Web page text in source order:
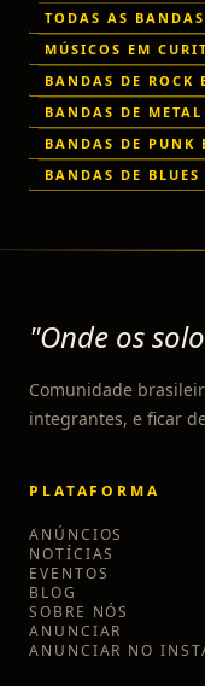
TODAS AS
MÚSICOS EM
BANDAS DE ROCK
BANDAS DE
BANDAS DE PUNK
BANDAS DE
"Onde os
Comunidade
integrantes, e ficar
PLATAFORMA
ANÚNCIOS
NOTÍCIAS
EVENTOS
BLOG
SOBRE NÓS
ANUNCIAR
ANUNCIAR NO